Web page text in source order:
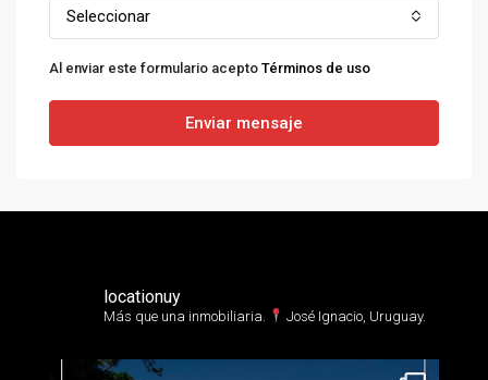
Seleccionar
Al enviar este formulario acepto Términos de uso
Enviar mensaje
locationuy
Más que una inmobiliaria.⁣ José Ignacio, Uruguay.